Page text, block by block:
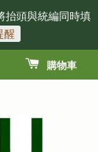
抬頭與統編同時填
醒
購物車